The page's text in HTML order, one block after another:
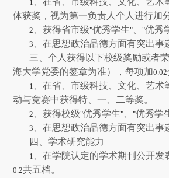
1
体获奖，视为第一负责人个人进行加
2 、获得省市级"优秀学生" 、"优秀
3
、在思想政治品德方面有突出事
三、个人获得以下校级奖励或者
海大学党委的签章为准），每项加0.02
1
、在省、市级科技、文化、艺
动与竞赛中获得特、一、二等奖。
2 、获得校级"优秀学生" 、"优秀学
3
、在思想政治品德方面有突出
四、学术研究能力
1 、在学院认定的学术期刊公开
0.2共五档。